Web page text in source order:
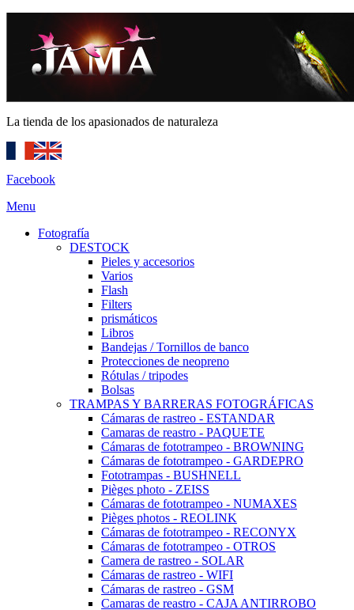
La tienda de los apasionados de naturaleza
Facebook
Menu
Fotografía
DESTOCK
Pieles y accesorios
Varios
Flash
Filters
prismáticos
Libros
Bandejas / Tornillos de banco
Protecciones de neopreno
Rótulas / tripodes
Bolsas
TRAMPAS Y BARRERAS FOTOGRÁFICAS
Cámaras de rastreo - ESTANDAR
Camaras de reastro - PAQUETE
Cámaras de fototrampeo - BROWNING
Cámaras de fototrampeo - GARDEPRO
Fototrampas - BUSHNELL
Pièges photo - ZEISS
Cámaras de fototrampeo - NUMAXES
Pièges photos - REOLINK
Cámaras de fototrampeo - RECONYX
Cámaras de fototrampeo - OTROS
Camera de rastreo - SOLAR
Cámaras de rastreo - WIFI
Cámaras de rastreo - GSM
Camaras de reastro - CAJA ANTIRROBO